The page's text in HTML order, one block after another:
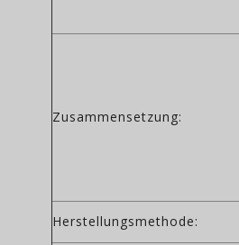
Zusammensetzung:
Herstellungsmethode: